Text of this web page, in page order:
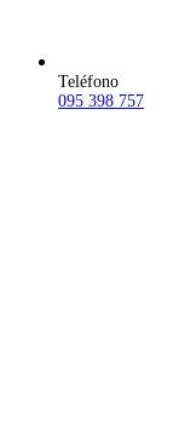
Teléfono
095 398 757